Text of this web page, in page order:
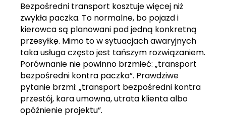
Bezpośredni transport kosztuje więcej niż
zwykła paczka. To normalne, bo pojazd i
kierowca są planowani pod jedną konkretną
przesyłkę. Mimo to w sytuacjach awaryjnych
taka usługa często jest tańszym rozwiązaniem.
Porównanie nie powinno brzmieć: „transport
bezpośredni kontra paczka”. Prawdziwe
pytanie brzmi: „transport bezpośredni kontra
przestój, kara umowna, utrata klienta albo
opóźnienie projektu”.